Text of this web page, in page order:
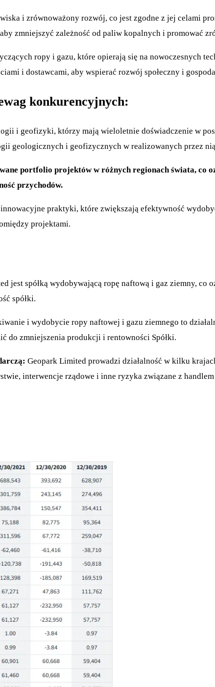
i zrównoważony rozwój, co jest zgodne z jej celami
zmniejszyć zależność od paliw kopalnych i promować
ropy i gazu, które opierają się na nowoczesnych
i dostawcami, aby wspierać rozwój społeczny i
konkurencyjnych:
i geofizyki, którzy mają wieloletnie doświadczenie w
geologicznych i geofizycznych w realizowanych przez
portfolio projektów w różnych regionach świata, co
przychodów.
praktyki, które zwiększają efektywność
projektami.
jest spółką wydobywającą ropę naftową i gaz ziemny, co
spółki.
i wydobycie ropy naftowej i gazu ziemnego to
do zmniejszenia produkcji i rentowności Spółki.
Geopark Limited prowadzi działalność w kilku
interwencje rządowe i inne ryzyka związane z